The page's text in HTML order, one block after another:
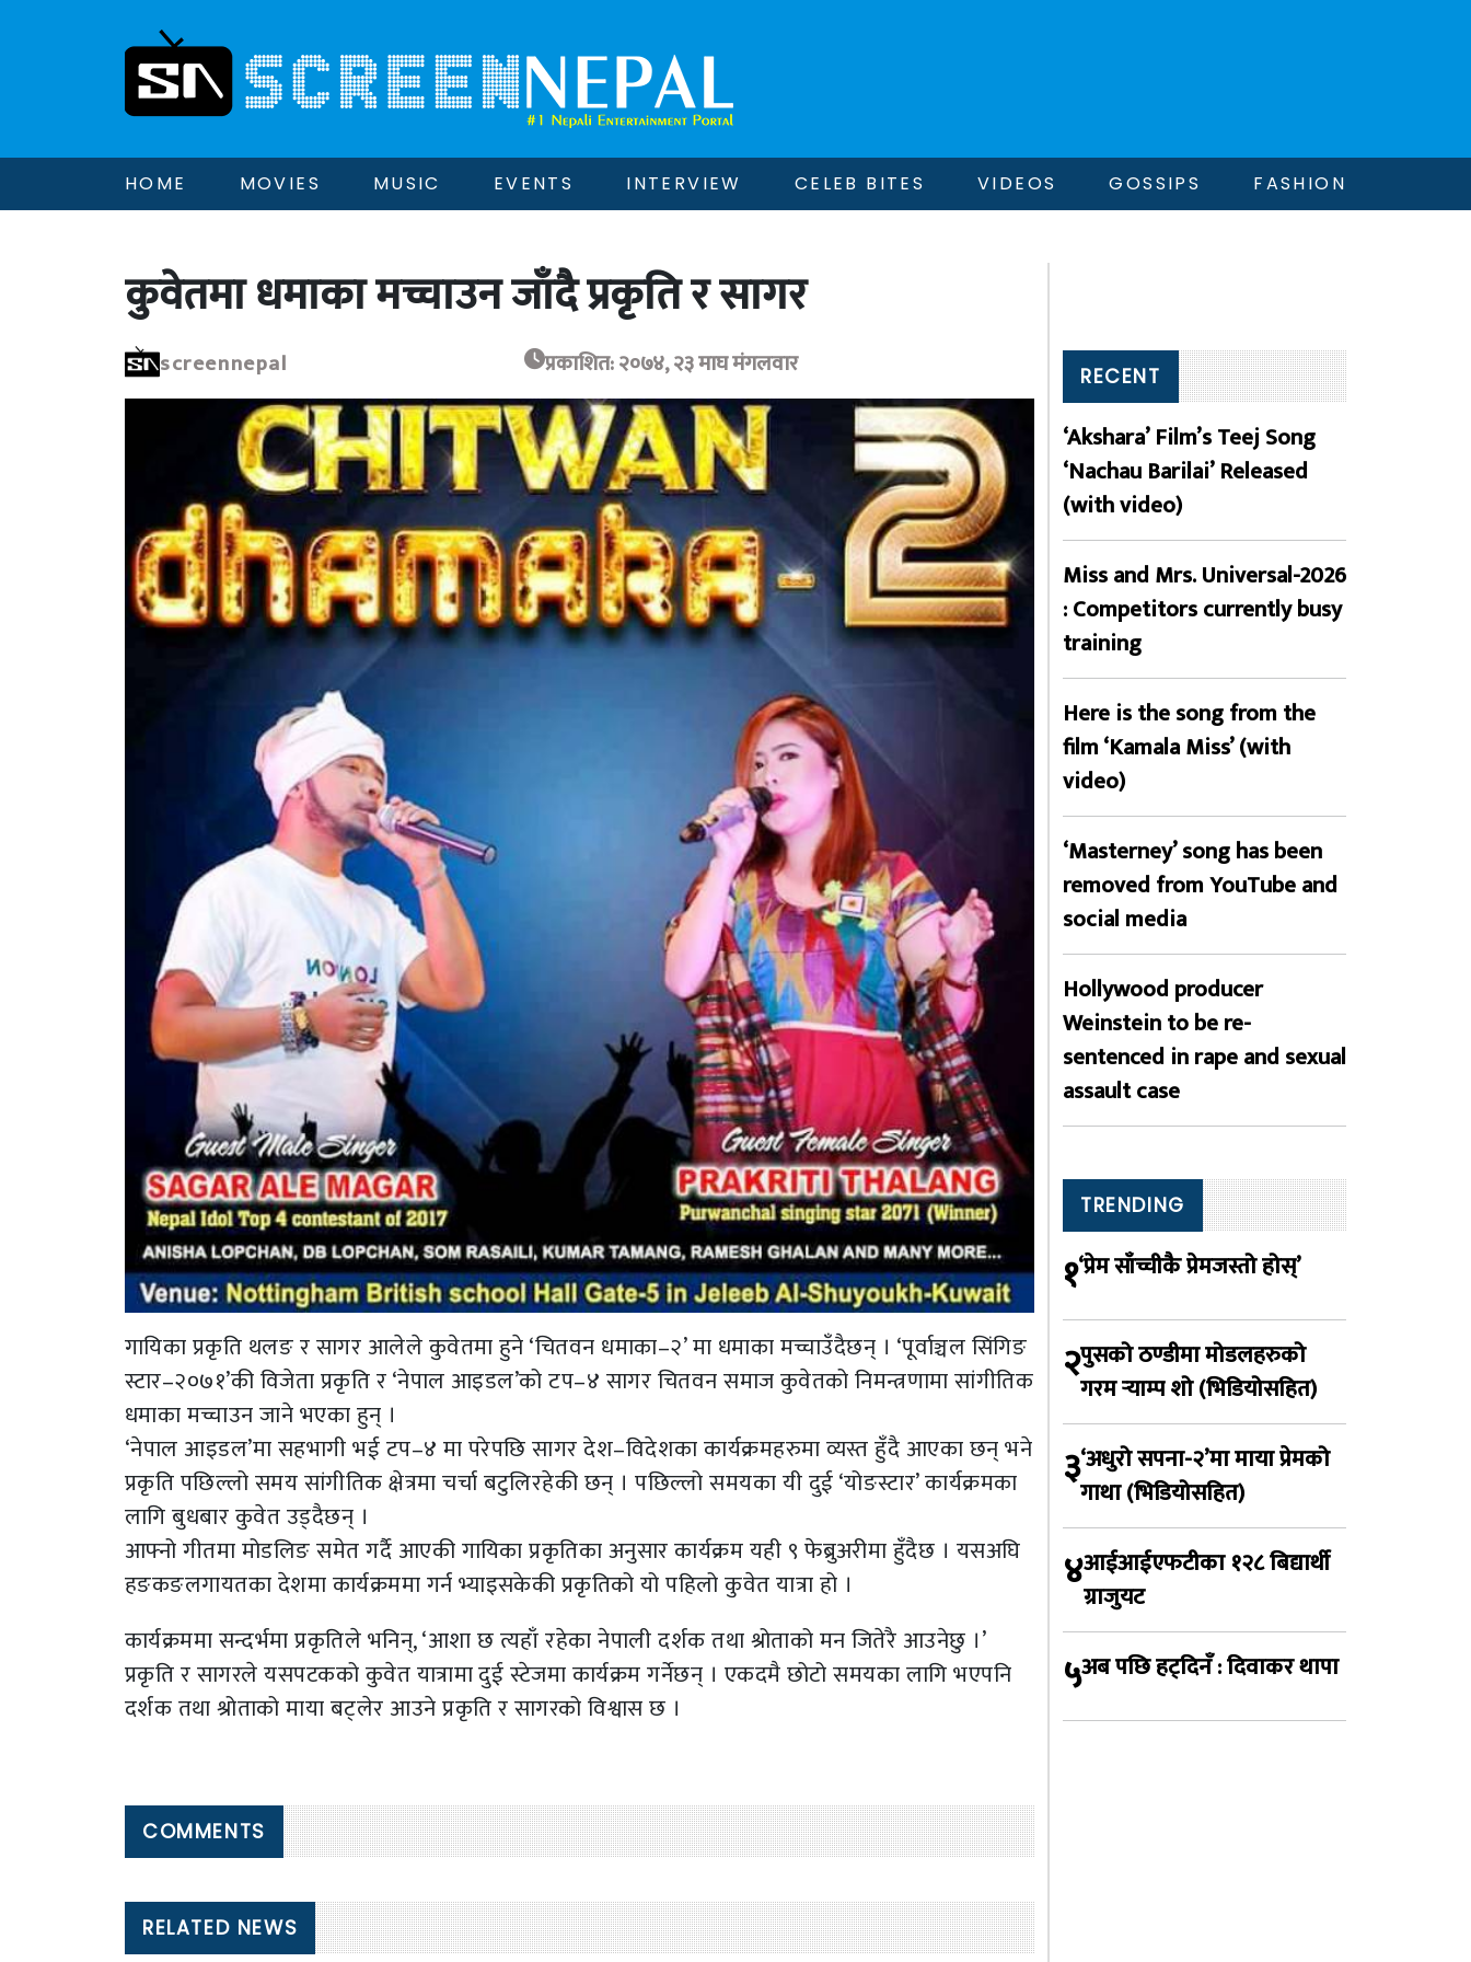
HOME MOVIES MUSIC EVENTS INTERVIEW CELEB BITES VIDEOS GOSSIPS FASHION
कुवेतमा धमाका मच्चाउन जाँदै प्रकृति र सागर
screennepal प्रकाशित: २०७४, २३ माघ मंगलवार
गायिका प्रकृति थलङ र सागर आलेले कुवेतमा हुने ‘चितवन धमाका–२’ मा धमाका मच्चाउँदैछन् । ‘पूर्वाञ्चल सिंगिङ
स्टार–२०७१’की विजेता प्रकृति र ‘नेपाल आइडल’को टप–४ सागर चितवन समाज कुवेतको निमन्त्रणामा सांगीतिक
धमाका मच्चाउन जाने भएका हुन् ।
‘नेपाल आइडल’मा सहभागी भई टप–४ मा परेपछि सागर देश–विदेशका कार्यक्रमहरुमा व्यस्त हुँदै आएका छन् भने
प्रकृति पछिल्लो समय सांगीतिक क्षेत्रमा चर्चा बटुलिरहेकी छन् । पछिल्लो समयका यी दुई ‘योङस्टार’ कार्यक्रमका
लागि बुधबार कुवेत उड्दैछन् ।
आफ्नो गीतमा मोडलिङ समेत गर्दै आएकी गायिका प्रकृतिका अनुसार कार्यक्रम यही ९ फेब्रुअरीमा हुँदैछ । यसअघि
हङकङलगायतका देशमा कार्यक्रममा गर्न भ्याइसकेकी प्रकृतिको यो पहिलो कुवेत यात्रा हो ।
कार्यक्रममा सन्दर्भमा प्रकृतिले भनिन्, ‘आशा छ त्यहाँ रहेका नेपाली दर्शक तथा श्रोताको मन जितेरै आउनेछु ।’
प्रकृति र सागरले यसपटकको कुवेत यात्रामा दुई स्टेजमा कार्यक्रम गर्नेछन् । एकदमै छोटो समयका लागि भएपनि
दर्शक तथा श्रोताको माया बट्लेर आउने प्रकृति र सागरको विश्वास छ ।
COMMENTS
RELATED NEWS
RECENT
‘Akshara’ Film’s Teej Song
‘Nachau Barilai’ Released
(with video)
Miss and Mrs. Universal-2026
: Competitors currently busy
training
Here is the song from the
film ‘Kamala Miss’ (with
video)
‘Masterney’ song has been
removed from YouTube and
social media
Hollywood producer
Weinstein to be re-
sentenced in rape and sexual
assault case
TRENDING
१‘प्रेम साँच्चीकै प्रेमजस्तो होस्’
२पुसको ठण्डीमा मोडलहरुको
गरम र्‍याम्प शो (भिडियोसहित)
३‘अधुरो सपना-२’मा माया प्रेमको
गाथा (भिडियोसहित)
४आईआईएफटीका १२८ बिद्यार्थी
ग्राजुयट
५अब पछि हट्दिनँ : दिवाकर थापा